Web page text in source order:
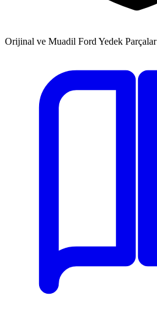
Orijinal ve Muadil Ford Yedek Parçalar